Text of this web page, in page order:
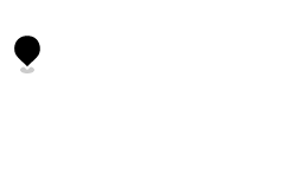
Daïshikobi-Dô –
Vodder